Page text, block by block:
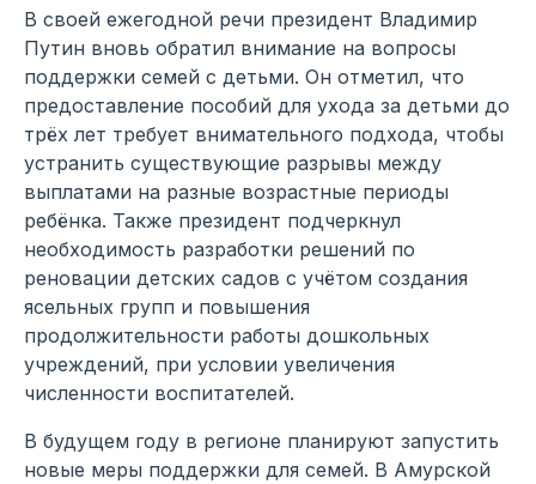
В своей ежегодной речи президент Владимир
Путин вновь обратил внимание на вопросы
поддержки семей с детьми. Он отметил, что
предоставление пособий для ухода за детьми до
трёх лет требует внимательного подхода, чтобы
устранить существующие разрывы между
выплатами на разные возрастные периоды
ребёнка. Также президент подчеркнул
необходимость разработки решений по
реновации детских садов с учётом создания
ясельных групп и повышения
продолжительности работы дошкольных
учреждений, при условии увеличения
численности воспитателей.
В будущем году в регионе планируют запустить
новые меры поддержки для семей. В Амурской